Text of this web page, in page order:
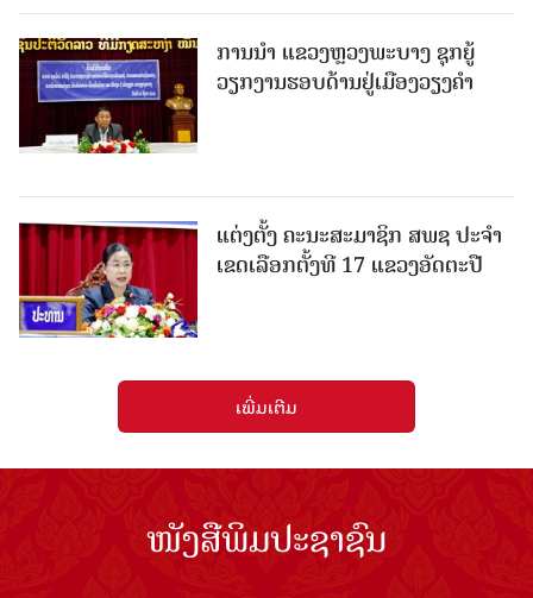
ການນຳ ແຂວງຫຼວງພະບາງ ຊຸກຍູ້
ວຽກງານຮອບດ້ານຢູ່ເມືອງວຽງຄໍາ
ແຕ່ງຕັ້ງ ຄະນະສະມາຊິກ ສພຊ ປະຈຳ
ເຂດເລືອກຕັ້ງທີ 17 ແຂວງອັດຕະປື
ເພີ່ມເຕີມ
ໜັງສືພິມປະຊາຊົນ